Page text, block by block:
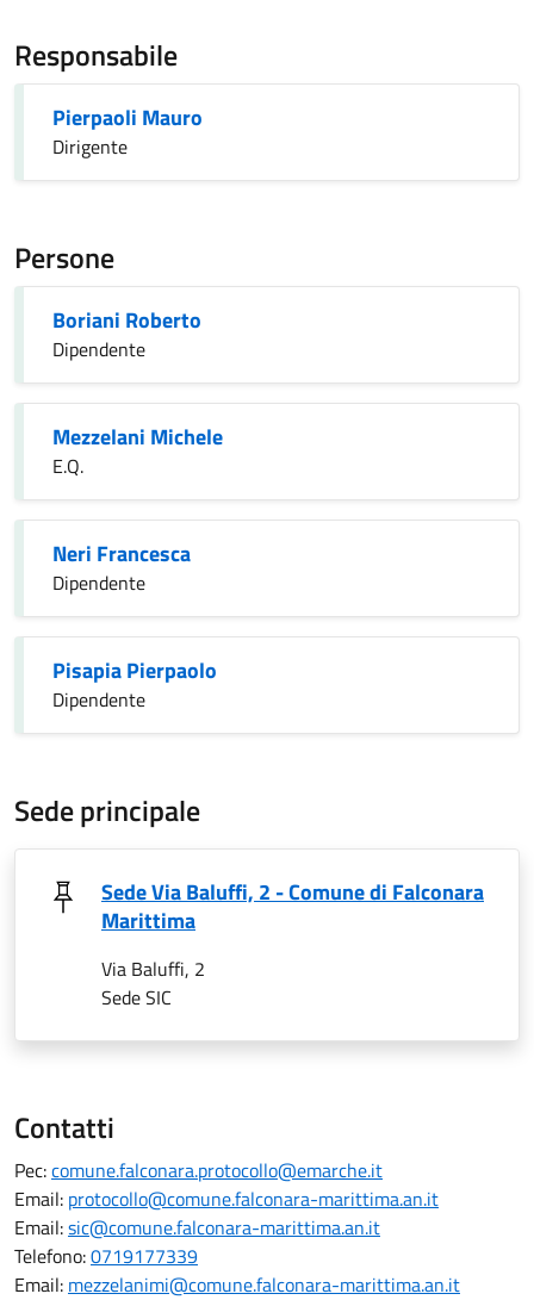
Responsabile
Pierpaoli Mauro
Dirigente
Persone
Boriani Roberto
Dipendente
Mezzelani Michele
E.Q.
Neri Francesca
Dipendente
Pisapia Pierpaolo
Dipendente
Sede principale
Sede Via Baluffi, 2 - Comune di Falconara
Marittima
Via Baluffi, 2
Sede SIC
Contatti
Pec:comune.falconara.protocollo@emarche.it
Email: protocollo@comune.falconara-marittima.an.it
Email:sic@comune.falconara-marittima.an.it
Telefono:0719177339
Email: mezzelanimi@comune.falconara-marittima.an.it